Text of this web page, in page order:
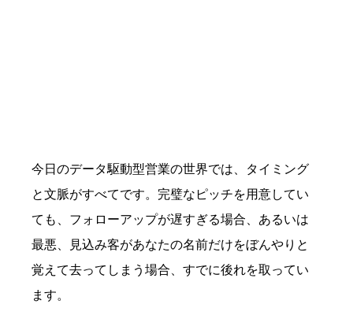
今日のデータ駆動型営業の世界では、タイミング
と文脈がすべてです。完璧なピッチを用意してい
ても、フォローアップが遅すぎる場合、あるいは
最悪、見込み客があなたの名前だけをぼんやりと
覚えて去ってしまう場合、すでに後れを取ってい
ます。